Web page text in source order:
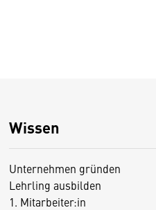
Wissen
Unternehmen gründen
Lehrling ausbilden
1. Mitarbeiter:in